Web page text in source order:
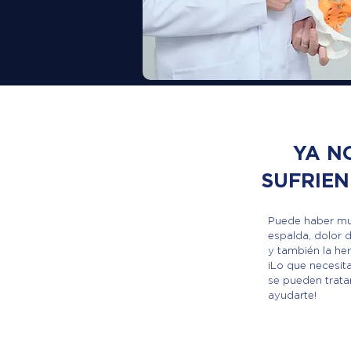
YA
Puede haber
espalda, dolor
y también la
¡Lo que
se pueden
ayudarte!